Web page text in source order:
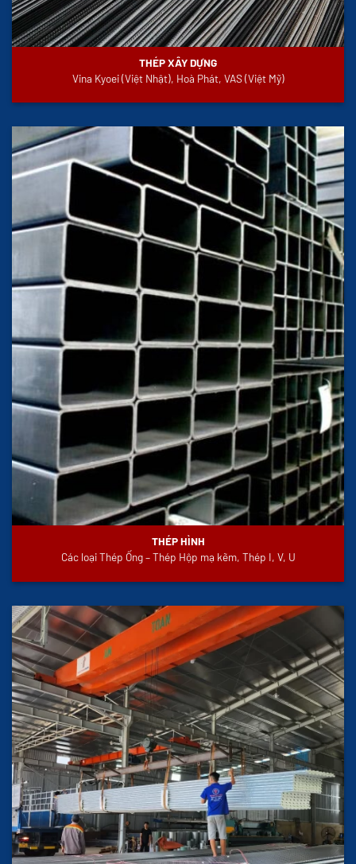
THÉP XÂY DỰNG
Vina Kyoei (Việt Nhật), Hoà Phát, VAS (Việt Mỹ)
THÉP HÌNH
Các loại Thép Ống – Thép Hộp mạ kẽm, Thép I, V, U